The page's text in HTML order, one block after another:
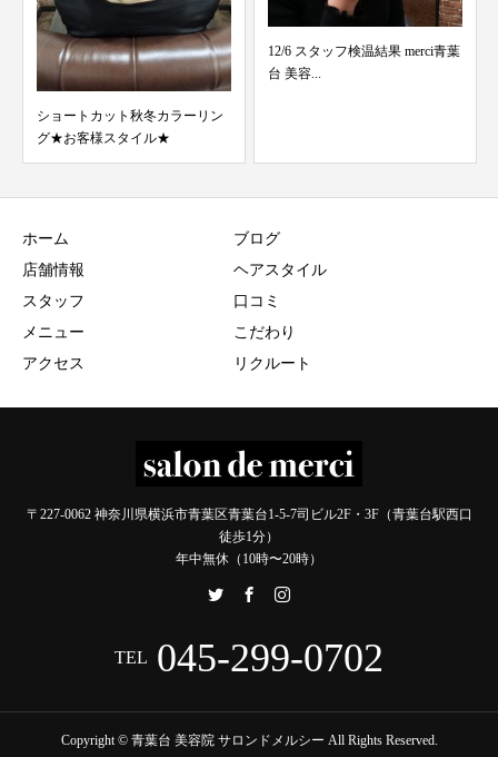
12/6 スタッフ検温結果 merci青葉
台 美容...
2/22 スタッフ検温結果 merci青葉
台 美容...
ホーム
店舗情報
スタッフ
メニュー
アクセス
ブログ
ヘアスタイル
口コミ
こだわり
リクルート
〒227-0062 神奈川県横浜市青葉区青葉台1-5-7司ビル2F・3F（青葉台駅西口
徒歩1分）
年中無休（10時〜20時）
TEL 045-299-0702
Copyright © 青葉台 美容院 サロンドメルシー All Rights Reserved.